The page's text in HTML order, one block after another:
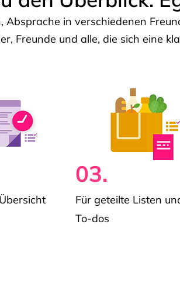
in verschiedenen
Freunde und alle, die sich eine
03.
Für geteilte Listen
To-dos